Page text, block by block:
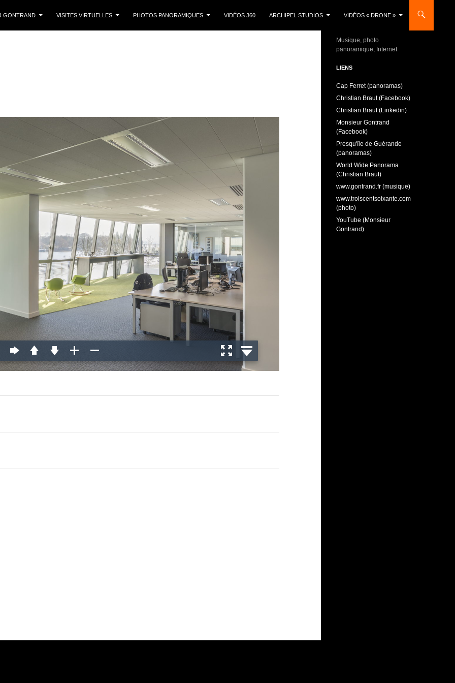
GONTRAND
VISITES VIRTUELLES PHOTOS PANORAMIQUES VIDÉOS 360 ARCHIPEL STUDIOS VIDÉOS « DRONE »
Musique, photo
panoramique, Internet
LIENS
Cap Ferret (panoramas)
Christian Braut (Facebook)
Christian Braut (Linkedin)
Monsieur Gontrand
(Facebook)
Presqu'île de Guérande
(panoramas)
World Wide Panorama
(Christian Braut)
www.gontrand.fr (musique)
www.troiscentsoixante.com
(photo)
YouTube (Monsieur
Gontrand)